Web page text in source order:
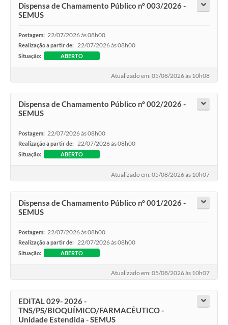
Dispensa de Chamamento Público nº 003/2026 -
SEMUS
Postagem: 22/07/2026 às 08h00
Realização a partir de: 22/07/2026 às 08h00
Situação: ABERTO
Atualizado em: 05/08/2026 às 10h08
Dispensa de Chamamento Público nº 002/2026 -
SEMUS
Postagem: 22/07/2026 às 08h00
Realização a partir de: 22/07/2026 às 08h00
Situação: ABERTO
Atualizado em: 05/08/2026 às 10h07
Dispensa de Chamamento Público nº 001/2026 -
SEMUS
Postagem: 22/07/2026 às 08h00
Realização a partir de: 22/07/2026 às 08h00
Situação: ABERTO
Atualizado em: 05/08/2026 às 10h07
EDITAL 029- 2026 -
TNS/PS/BIOQUÍMICO/FARMACÊUTICO -
Unidade Estendida - SEMUS